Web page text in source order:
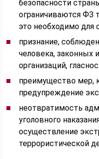
безопасности
ограничиваются ФЗ
это необходимо для
признание,
человека, законных
организаций,
преимущество мер,
предупреждение
неотвратимость
уголовного
осуществление
террористической